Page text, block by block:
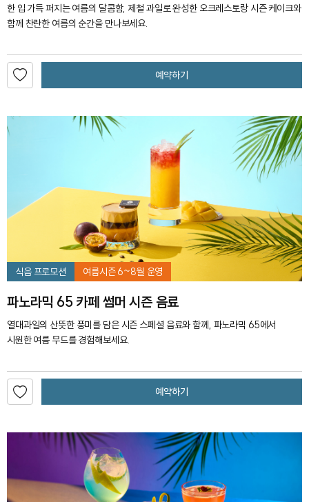
한 입 가득 퍼지는 여름의 달콤함, 제철 과일로 완성한 오크레스토랑 시즌 케이크와
함께 찬란한 여름의 순간을 만나보세요.
예약하기
식음 프로모션 여름시즌 6~8월 운영
파노라믹 65 카페 썸머 시즌 음료
열대과일의 산뜻한 풍미를 담은 시즌 스페셜 음료와 함께, 파노라믹 65에서
시원한 여름 무드를 경험해보세요.
예약하기